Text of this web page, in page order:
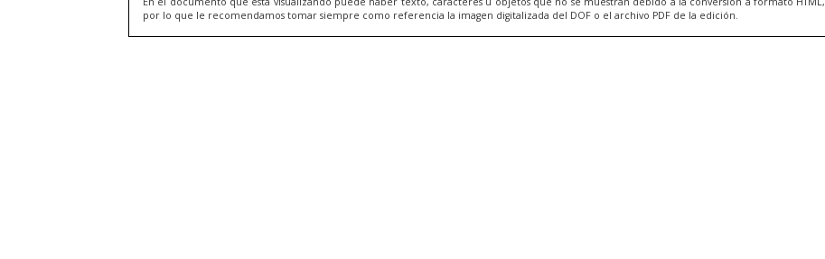
por lo que le recomendamos tomar siempre como referencia la imagen digitalizada del DOF o el archivo PDF de la edición.